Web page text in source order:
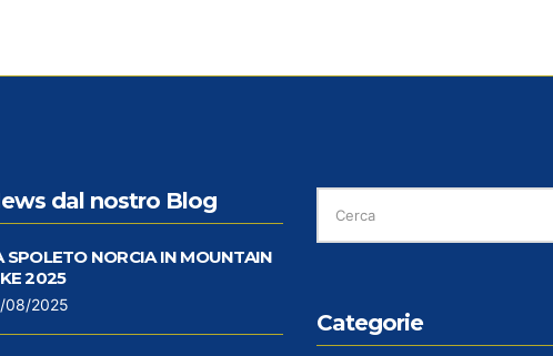
dal nostro Blog
SPOLETO NORCIA IN MOUNTAIN
2025
08/2025
CERCA
PER:
Categorie